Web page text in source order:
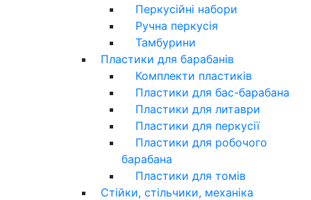
Перкусійні набори
Ручна перкусія
Тамбурини
Пластики для барабанів
Комплекти пластиків
Пластики для бас-барабана
Пластики для литаври
Пластики для перкусії
Пластики для робочого
барабана
Пластики для томів
Стійки, стільчики, механіка